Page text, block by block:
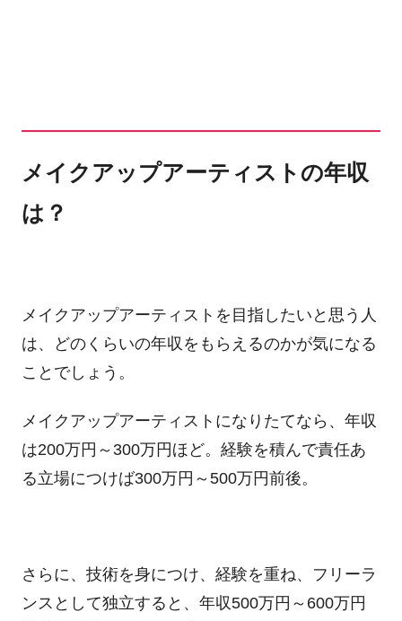
メイクアップアーティストの年収
は？
メイクアップアーティストを目指したいと思う人
は、どのくらいの年収をもらえるのかが気になる
ことでしょう。
メイクアップアーティストになりたてなら、年収
は200万円～300万円ほど。経験を積んで責任あ
る立場につけば300万円～500万円前後。
さらに、技術を身につけ、経験を重ね、フリーラ
ンスとして独立すると、年収500万円～600万円